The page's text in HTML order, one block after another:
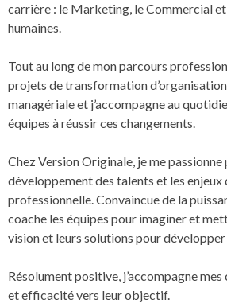
carrière : le Marketing, le Commercial et
humaines.
Tout au long de mon parcours
projets de transformation
managériale et j’accompagne au
équipes à réussir ces changements.
Chez Version Originale, je me passionne
développement des talents et les
professionnelle. Convaincue de la
coache les équipes pour imaginer et
vision et leurs solutions pour
Résolument positive, j’accompagne
et efficacité vers leur objectif.